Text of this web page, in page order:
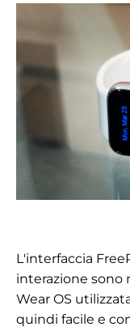
L'interfaccia
interazione sono
Wear OS
quindi facile e